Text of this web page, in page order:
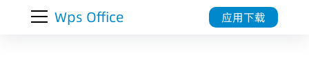
Wps Office 应用下载